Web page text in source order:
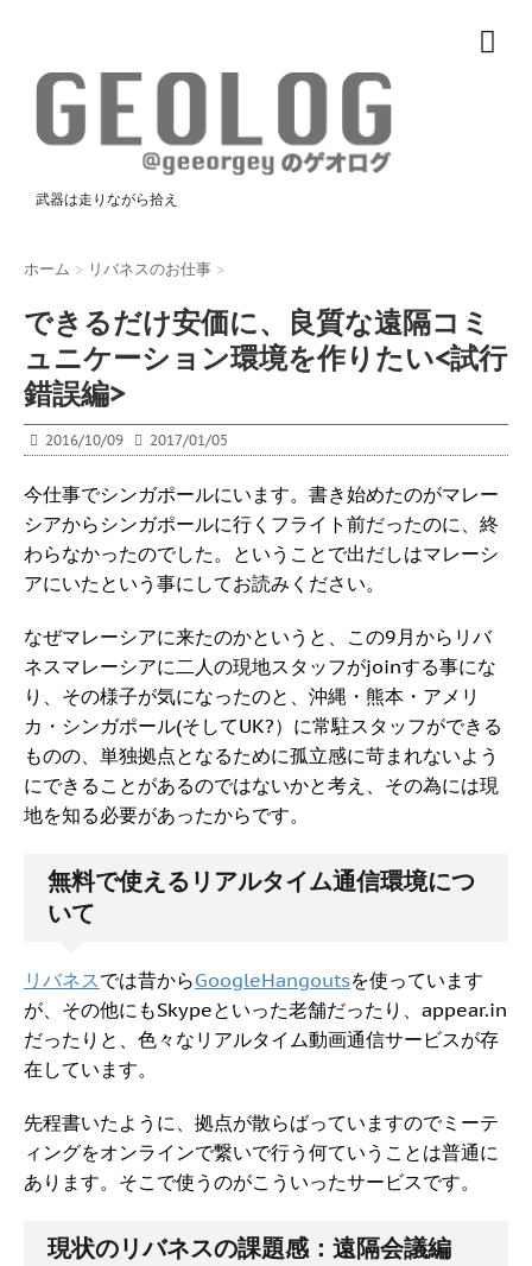
武器は走りながら拾え
ホーム > リバネスのお仕事 >
できるだけ安価に、良質な遠隔コミ
ュニケーション環境を作りたい<試行
錯誤編>
2016/10/09 2017/01/05
今仕事でシンガポールにいます。書き始めたのがマレー
シアからシンガポールに行くフライト前だったのに、終
わらなかったのでした。ということで出だしはマレーシ
アにいたという事にしてお読みください。
なぜマレーシアに来たのかというと、この9月からリバ
ネスマレーシアに二人の現地スタッフがjoinする事にな
り、その様子が気になったのと、沖縄・熊本・アメリ
カ・シンガポール(そしてUK?）に常駐スタッフができる
ものの、単独拠点となるために孤立感に苛まれないよう
にできることがあるのではないかと考え、その為には現
地を知る必要があったからです。
無料で使えるリアルタイム通信環境につ
いて
リバネスでは昔からGoogleHangoutsを使っています
が、その他にもSkypeといった老舗だったり、appear.in
だったりと、色々なリアルタイム動画通信サービスが存
在しています。
先程書いたように、拠点が散らばっていますのでミーテ
ィングをオンラインで繋いで行う何ていうことは普通に
あります。そこで使うのがこういったサービスです。
現状のリバネスの課題感：遠隔会議編